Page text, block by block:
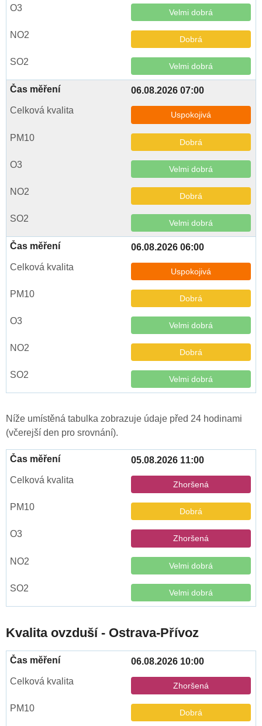
Velmi dobrá
Dobrá
Velmi dobrá
06.08.2026 07:00
Uspokojivá
Dobrá
Velmi dobrá
Dobrá
Velmi dobrá
06.08.2026 06:00
Uspokojivá
Dobrá
Velmi dobrá
Dobrá
Velmi dobrá
Níže umístěná tabulka zobrazuje údaje před 24 hodinami
(včerejší den pro srovnání).
05.08.2026 11:00
Zhoršená
Dobrá
Zhoršená
Velmi dobrá
Velmi dobrá
Kvalita ovzduší - Ostrava-Přívoz
06.08.2026 10:00
Zhoršená
Dobrá